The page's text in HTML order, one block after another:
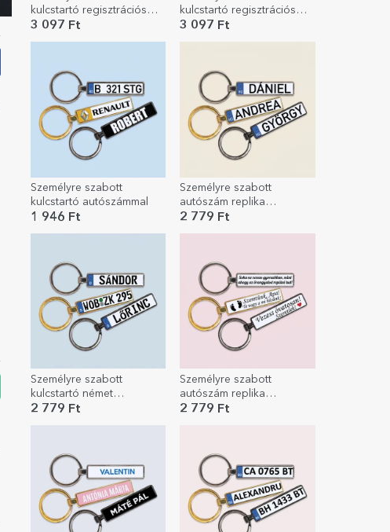
kulcstartó regisztrációs
számmal - futball modell
3 097 Ft
kulcstartó regisztrációs
számmal
3 097 Ft
Személyre szabott
kulcstartó autószámmal
1 946 Ft
Személyre szabott
autószám replika
kulcstartó a neveddel
2 779 Ft
Személyre szabott
kulcstartó német
rendszámmal
2 779 Ft
Személyre szabott
autószám replika
kulcstartó üzenettel
2 779 Ft